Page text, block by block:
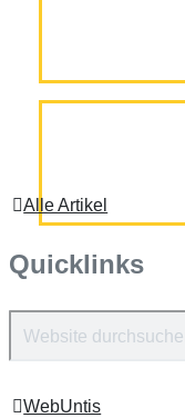
Alle Artikel
Quicklinks
nach:
WebUntis